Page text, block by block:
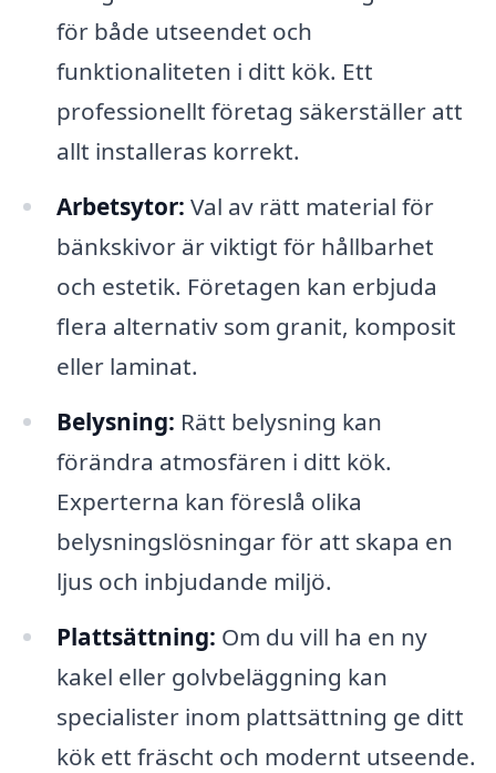
för både utseendet och
funktionaliteten i ditt kök. Ett
professionellt företag säkerställer att
allt installeras korrekt.
Arbetsytor: Val av rätt material för
bänkskivor är viktigt för hållbarhet
och estetik. Företagen kan erbjuda
flera alternativ som granit, komposit
eller laminat.
Belysning: Rätt belysning kan
förändra atmosfären i ditt kök.
Experterna kan föreslå olika
belysningslösningar för att skapa en
ljus och inbjudande miljö.
Plattsättning: Om du vill ha en ny
kakel eller golvbeläggning kan
specialister inom plattsättning ge ditt
kök ett fräscht och modernt utseende.